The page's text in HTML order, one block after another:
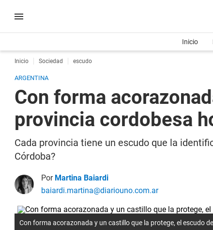
Inicio
Inicio Sociedad escudo
ARGENTINA
Con forma
provincia cordobesa
Cada provincia tiene un escudo que la
Córdoba?
Por Martina Baiardi
baiardi.martina@diariouno.com.ar
Con forma acorazonada y un castillo que la protege, el escudo